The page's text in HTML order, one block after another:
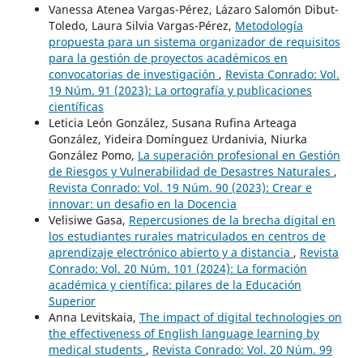
Vanessa Atenea Vargas-Pérez, Lázaro Salomón Dibut-
Toledo, Laura Silvia Vargas-Pérez, Metodología
propuesta para un sistema organizador de requisitos
para la gestión de proyectos académicos en
convocatorias de investigación , Revista Conrado: Vol.
19 Núm. 91 (2023): La ortografía y publicaciones
científicas
Leticia León González, Susana Rufina Arteaga
González, Yideira Domínguez Urdanivia, Niurka
González Pomo, La superación profesional en Gestión
de Riesgos y Vulnerabilidad de Desastres Naturales ,
Revista Conrado: Vol. 19 Núm. 90 (2023): Crear e
innovar: un desafio en la Docencia
Velisiwe Gasa, Repercusiones de la brecha digital en
los estudiantes rurales matriculados en centros de
aprendizaje electrónico abierto y a distancia , Revista
Conrado: Vol. 20 Núm. 101 (2024): La formación
académica y científica: pilares de la Educación
Superior
Anna Levitskaia, The impact of digital technologies on
the effectiveness of English language learning by
medical students , Revista Conrado: Vol. 20 Núm. 99